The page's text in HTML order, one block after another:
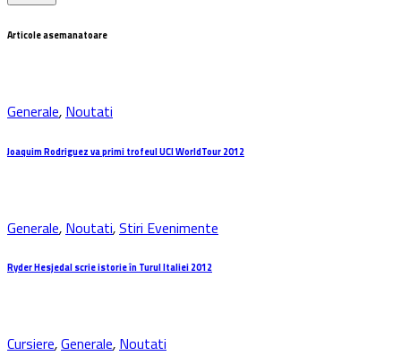
Articole asemanatoare
Generale, Noutati
Joaquim Rodriguez va primi trofeul UCI WorldTour 2012
Generale, Noutati,Stiri Evenimente
Ryder Hesjedal scrie istorie în Turul Italiei 2012
Cursiere,Generale, Noutati